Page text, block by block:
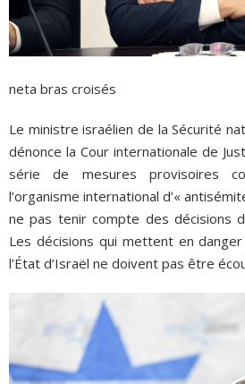
neta bras croisés
Le ministre israélien de la Sécurité
dénonce la Cour internationale de
série de mesures provisoires
l’organisme international d’«
ne pas tenir compte des décisions
Les décisions qui mettent en danger
l’État d’Israël ne doivent pas être